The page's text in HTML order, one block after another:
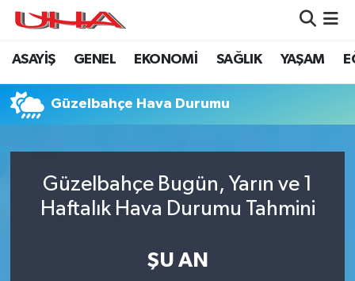
ASAYİŞ GENEL EKONOMİ SAĞLIK YAŞAM
Güzelbahçe Hava Durumu
Güzelbahçe Bugün, Yarın ve 1
Haftalık Hava Durumu Tahmini
ŞU AN
ASAYİŞ
GÜNDEM
YAŞAM
Nöbetçi Eczaneler
Hava Durumu
Trafik Durumu